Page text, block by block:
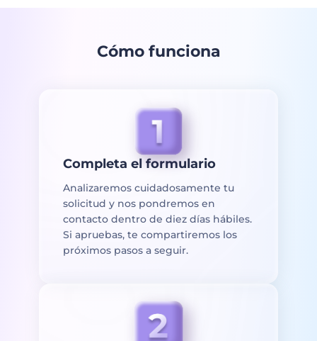
Cómo funciona
Completa el formulario
Analizaremos cuidadosamente tu
solicitud y nos pondremos en
contacto dentro de diez días hábiles.
Si apruebas, te compartiremos los
próximos pasos a seguir.